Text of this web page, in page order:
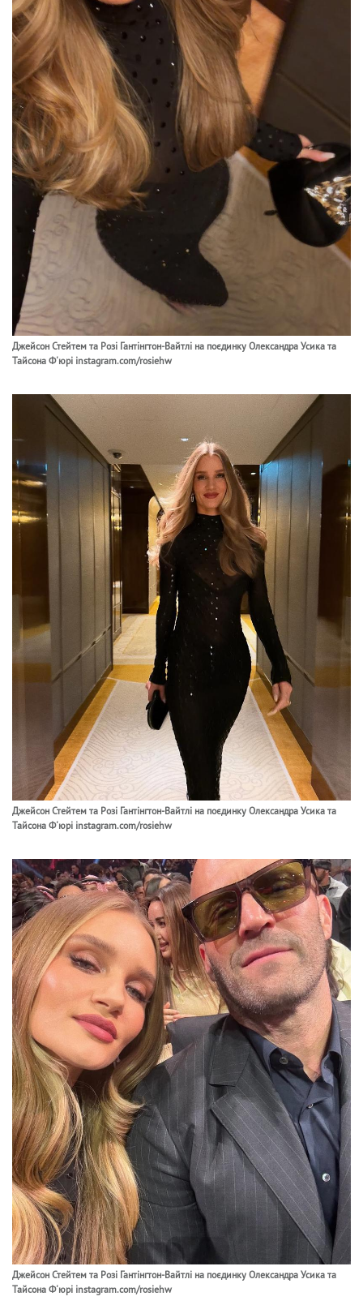
Джейсон Стейтем та Розі Гантінгтон-Вайтлі на поєдинку Олександра Усика та
Тайсона Ф'юрі instagram.com/rosiehw
Джейсон Стейтем та Розі Гантінгтон-Вайтлі на поєдинку Олександра Усика та
Тайсона Ф'юрі instagram.com/rosiehw
Джейсон Стейтем та Розі Гантінгтон-Вайтлі на поєдинку Олександра Усика та
Тайсона Ф'юрі instagram.com/rosiehw